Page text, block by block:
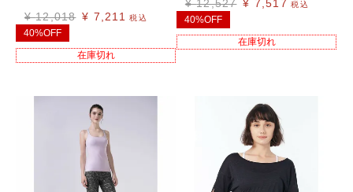
¥ 12,018 ¥ 7,211 税込
40%OFF
在庫切れ
¥ 12,527 ¥ 7,517 税込
40%OFF
在庫切れ